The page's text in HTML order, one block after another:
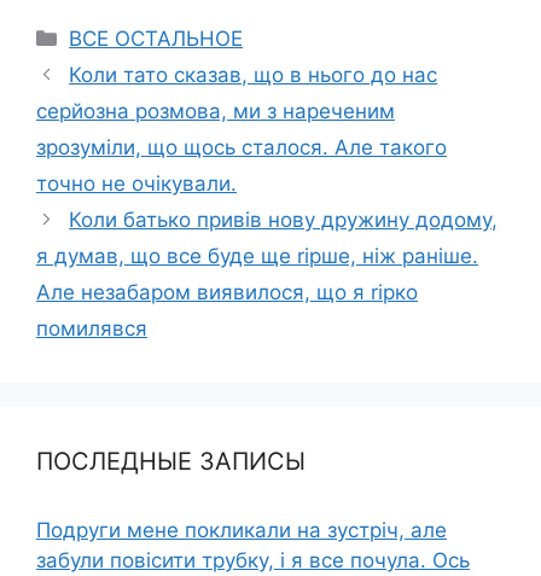
Categories
ВСЕ ОСТАЛЬНОЕ
Коли тато сказав, що в нього до нас
серйозна розмова, ми з нареченим
зрозуміли, що щось сталося. Але такого
точно не очікували.
Коли батько привів нову дружину додому,
я думав, що все буде ще rірше, ніж раніше.
Але незабаром виявилося, що я rірко
помилявся
ПОСЛЕДНЫЕ ЗАПИСЫ
Подруги мене покликали на зустріч, але
забули повісити трубку, і я все почула. Ось